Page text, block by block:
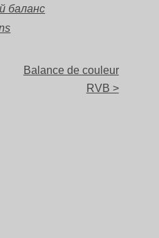
баланс
Balance de couleur
RVB >